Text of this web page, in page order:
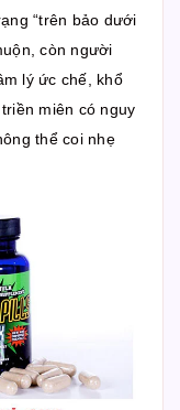
“trên bảo dưới
còn người
lý ức chế, khổ
miên có nguy
thể coi nhẹ